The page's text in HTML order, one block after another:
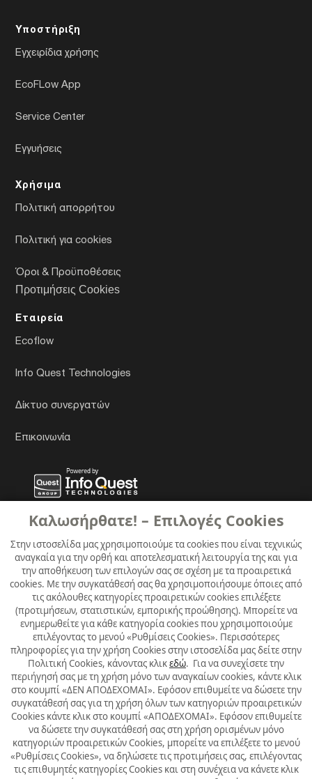
Καλωσήρθατε! – Επιλογές Cookies
Στην ιστοσελίδα μας χρησιμοποιούμε τα cookies που είναι τεχνικώς
αναγκαία για την ορθή και αποτελεσματική λειτουργία της και για
την αποθήκευση των επιλογών σας σε σχέση με τα προαιρετικά
cookies. Με την συγκατάθεσή σας θα χρησιμοποιήσουμε όποιες από
τις ακόλουθες κατηγορίες προαιρετικών cookies επιλέξετε
(προτιμήσεων, στατιστικών, εμπορικής προώθησης). Μπορείτε να
ενημερωθείτε για κάθε κατηγορία cookies που χρησιμοποιούμε
επιλέγοντας το μενού «Ρυθμίσεις Cookies». Περισσότερες
πληροφορίες για την χρήση Cookies στην ιστοσελίδα μας δείτε στην
Πολιτική Cookies, κάνοντας κλικεδώ. Για να συνεχίσετε την
περιήγησή σας με τη χρήση μόνο των αναγκαίων cookies, κάντε κλικ
στο κουμπί «ΔΕΝ ΑΠΟΔΕΧΟΜΑΙ». Εφόσον επιθυμείτε να δώσετε την
συγκατάθεσή σας για τη χρήση όλων των κατηγοριών προαιρετικών
Cookies κάντε κλικ στο κουμπί «ΑΠΟΔΕΧΟΜΑΙ». Εφόσον επιθυμείτε
να δώσετε την συγκατάθεσή σας στη χρήση ορισμένων μόνο
κατηγοριών προαιρετικών Cookies, μπορείτε να επιλέξετε το μενού
«Ρυθμίσεις Cookies», να δηλώσετε τις προτιμήσεις σας, επιλέγοντας
τις επιθυμητές κατηγορίες Cookies και στη συνέχεια να κάνετε κλικ
Υποστήριξη
Εγχειρίδια χρήσης
EcoFLow App
Service Center
Εγγυήσεις
Χρήσιμα
Πολιτική απορρήτου
Πολιτική για cookies
Όροι & Προϋποθέσεις
Προτιμήσεις Cookies
Εταιρεία
Ecoflow
Info Quest Technologies
Δίκτυο συνεργατών
Επικοινωνία